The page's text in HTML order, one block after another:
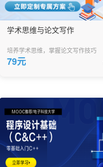
学术思维与论文写作
培养学术思维，掌握论文写作技巧
79元